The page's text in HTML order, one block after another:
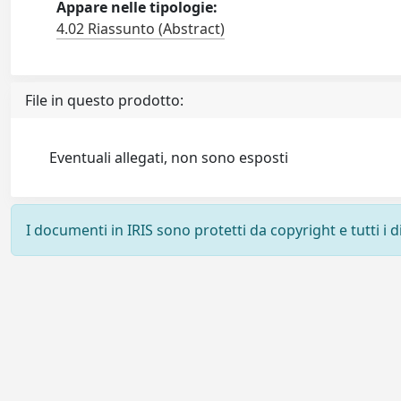
Appare nelle tipologie:
4.02 Riassunto (Abstract)
File in questo prodotto:
Eventuali allegati, non sono esposti
I documenti in IRIS sono protetti da copyright e tutti i